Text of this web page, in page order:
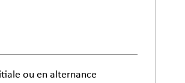
ou en alternance